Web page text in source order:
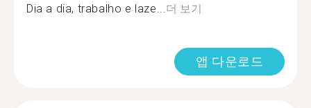
Dia a dia, trabalho e laze...더 보기
앱 다운로드